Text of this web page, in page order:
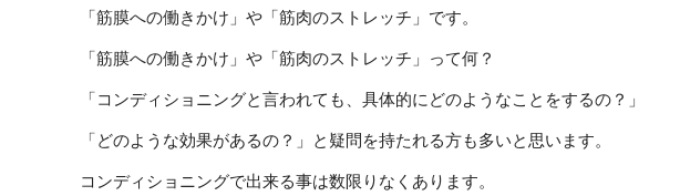
「筋膜への働きかけ」や「筋肉のストレッチ」です。
「筋膜への働きかけ」や「筋肉のストレッチ」って何？
「コンディショニングと言われても、具体的にどのようなことをするの？」
「どのような効果があるの？」と疑問を持たれる方も多いと思います。
コンディショニングで出来る事は数限りなくあります。